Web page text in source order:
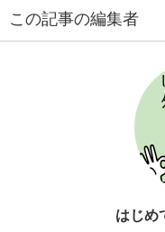
この記事の編集者
はじめ